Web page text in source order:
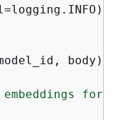
body ):
for